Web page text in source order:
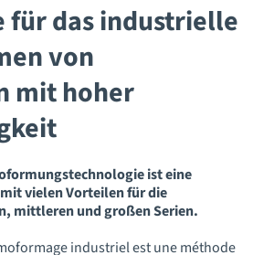
für das industrielle
von
mit hoher
ist eine
vielen Vorteilen für die
mittleren und großen Serien.
industriel est une méthode